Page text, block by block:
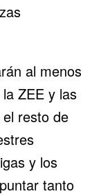
al menos
ZEE y las
resto de
y los
tanto